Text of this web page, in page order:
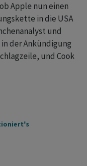
Apple nun einen
in die USA
und
der Ankündigung
und Cook